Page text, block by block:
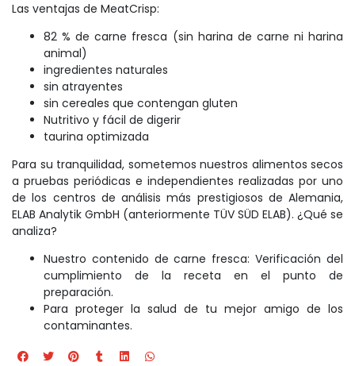
Las ventajas de MeatCrisp:
82 % de carne fresca (sin harina de carne ni harina
animal)
ingredientes naturales
sin atrayentes
sin cereales que contengan gluten
Nutritivo y fácil de digerir
taurina optimizada
Para su tranquilidad, sometemos nuestros alimentos secos
a pruebas periódicas e independientes realizadas por uno
de los centros de análisis más prestigiosos de Alemania,
ELAB Analytik GmbH (anteriormente TÜV SÜD ELAB). ¿Qué se
analiza?
Nuestro contenido de carne fresca: Verificación del
cumplimiento de la receta en el punto de
preparación.
Para proteger la salud de tu mejor amigo de los
contaminantes.